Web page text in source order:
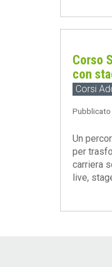
Corso
con
Corsi
Pubblicato
Un
per
carriera
live,